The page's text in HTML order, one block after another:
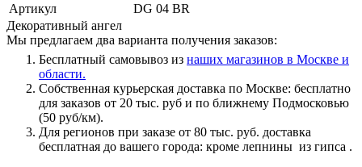
Артикул
DG 04 BR
Декоративный ангел
Мы предлагаем два варианта получения заказов:
Бесплатный самовывоз из наших магазинов в Москве и
области.
Собственная курьерская доставка по Москве: бесплатно
для заказов от 20 тыс. руб и по ближнему Подмосковью
(50 руб/км).
Для регионов при заказе от 80 тыс. руб. доставка
бесплатная до вашего города: кроме лепнины из гипса .